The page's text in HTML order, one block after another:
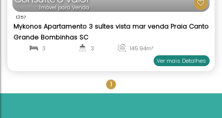
Consulte o Valor
Mykonos Apartamento 3 suítes vista mar venda
1